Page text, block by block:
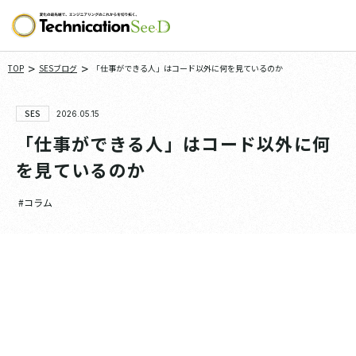
TOP > SESブログ > 「仕事ができる人」はコード以外に何を見ているのか
SES 2026.05.15
「仕事ができる人」はコード以外に何
を見ているのか
#コラム